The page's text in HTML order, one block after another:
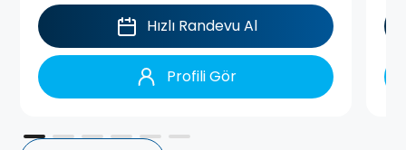
Hızlı Randevu Al
Profili Gör